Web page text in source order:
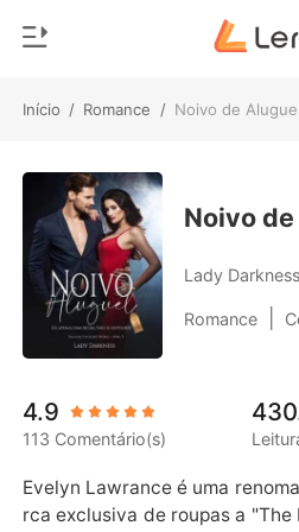
Início / Romance / Noivo de Aluguel
Loja
Histórico
Sair
Baixar App
Gênero
Moderno
Lobisomem
Contos
Bilionários
Noivo
Lady Darkness
Romance
4.9
113 Comentário(s)
Evelyn Lawrance é uma
rca exclusiva de roupas a